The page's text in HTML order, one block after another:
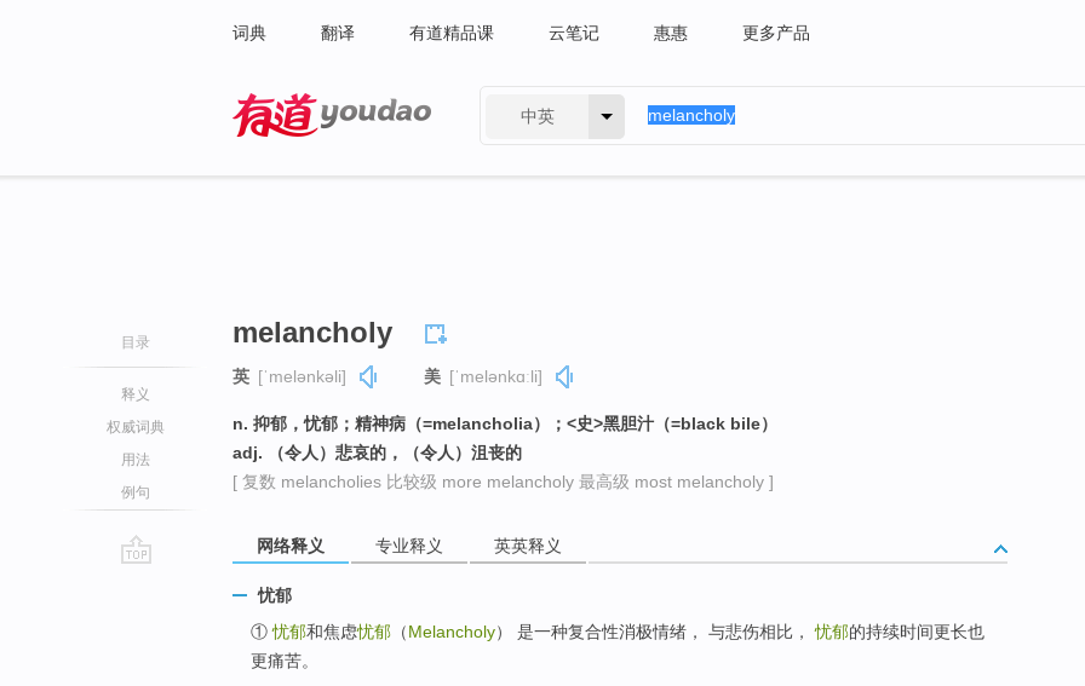
词典 翻译 有道精品课 云笔记 惠惠 更多产品
中英
目录
释义
权威词典
用法
例句
melancholy
英 [ˈmelənkəli] 美 [ˈmelənkɑːli]
n. 抑郁，忧郁；精神病（=melancholia）；<史>黑胆汁（=black bile）
adj. （令人）悲哀的，（令人）沮丧的
[ 复数 melancholies 比较级 more melancholy 最高级 most melancholy ]
网络释义 专业释义 英英释义
忧郁
①忧郁和焦虑忧郁 （Melancholy） 是一种复合性消极情绪， 与悲伤相比，忧郁的持续时间更长也
更痛苦。